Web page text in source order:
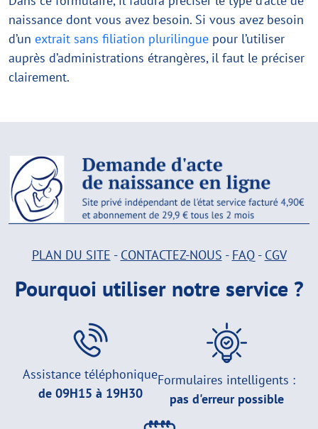
naissance dont vous avez besoin. Si vous avez besoin
d’un extrait sans filiation plurilingue pour l’utiliser
auprès d’administrations étrangères, il faut le préciser
clairement.
PLAN DU SITE - CONTACTEZ-NOUS - FAQ- CGV
Pourquoi utiliser notre service ?
Assistance téléphonique
de 09H15 à 19H30
Formulaires intelligents :
pas d'erreur possible